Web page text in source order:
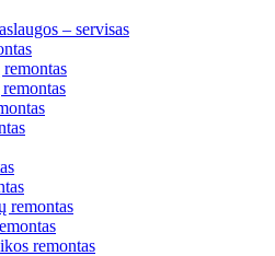
– servisas
remontas
remontas